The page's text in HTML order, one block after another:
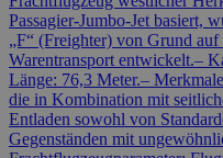
Passagier-Jumbo-Jet basiert,
„F“ (Freighter) von Grund
Warentransport entwickelt.–
Länge: 76,3 Meter.–
die in Kombination mit
Entladen sowohl von
Gegenständen mit